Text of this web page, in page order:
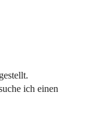
ich einen